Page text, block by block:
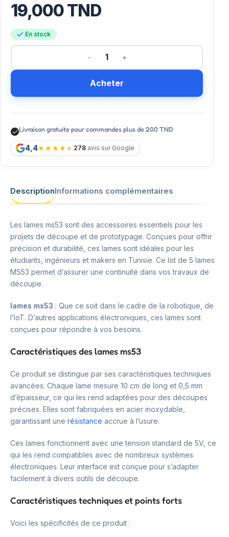
19,000TND
En stock
Acheter
Livraison gratuite pour commandes plus de 200 TND
4,4 278 avis sur Google
DescriptionInformations complémentaires
Les lames ms53 sont des accessoires essentiels pour les
projets de découpe et de prototypage. Conçues pour offrir
précision et durabilité, ces lames sont idéales pour les
étudiants, ingénieurs et makers en Tunisie. Ce lot de 5 lames
MS53 permet d’assurer une continuité dans vos travaux de
découpe.
lames ms53 : Que ce soit dans le cadre de la robotique, de
l’IoT. D’autres applications électroniques, ces lames sont
conçues pour répondre à vos besoins.
Caractéristiques des lames ms53
Ce produit se distingue par ses caractéristiques techniques
avancées. Chaque lame mesure 10 cm de long et 0,5 mm
d’épaisseur, ce qui les rend adaptées pour des découpes
précises. Elles sont fabriquées en acier inoxydable,
garantissant une résistance accrue à l’usure.
Ces lames fonctionnent avec une tension standard de 5V, ce
qui les rend compatibles avec de nombreux systèmes
électroniques. Leur interface est conçue pour s’adapter
facilement à divers outils de découpe.
Caractéristiques techniques et points forts
Voici les spécificités de ce produit :